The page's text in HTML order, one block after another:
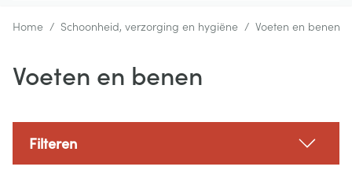
Home / Schoonheid, verzorging en hygiëne / Voeten en benen
Voeten en benen
Filteren